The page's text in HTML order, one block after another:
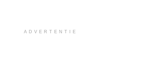
ADVERTENTIE